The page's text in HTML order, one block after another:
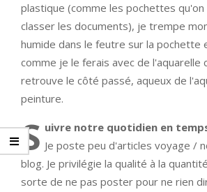
plastique (comme les pochettes
classer les documents), je trempe
humide dans le feutre sur la pochette
comme je le ferais avec de l'aquarelle
retrouve le côté passé, aqueux de
peinture.
S uivre notre quotidien en
Je poste peu d'articles voyage /
blog. Je privilégie la qualité à la
sorte de ne pas poster pour ne rien